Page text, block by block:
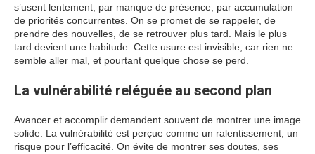
s’usent lentement, par manque de présence, par accumulation
de priorités concurrentes. On se promet de se rappeler, de
prendre des nouvelles, de se retrouver plus tard. Mais le plus
tard devient une habitude. Cette usure est invisible, car rien ne
semble aller mal, et pourtant quelque chose se perd.
La vulnérabilité reléguée au second plan
Avancer et accomplir demandent souvent de montrer une image
solide. La vulnérabilité est perçue comme un ralentissement, un
risque pour l’efficacité. On évite de montrer ses doutes, ses